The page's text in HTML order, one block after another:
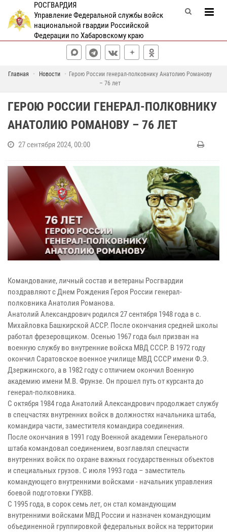
РОСГВАРДИЯ
Управление Федеральной службы войск
национальной гвардии Российской
Федерации по Хабаровскому краю
Главная Новости
Герою России генерал-полковнику Анатолию Романову
– 76 лет
ГЕРОЮ РОССИИ ГЕНЕРАЛ-ПОЛКОВНИКУ
АНАТОЛИЮ РОМАНОВУ – 76 ЛЕТ
27 сентября 2024, 00:00
Командование, личный состав и ветераны Росгвардии
поздравляют с Днем Рождения Героя России генерал-
полковника Анатолия Романова.
Анатолий Александрович родился 27 сентября 1948 года в с.
Михайловка Башкирской АССР. После окончания средней школы
работал фрезеровщиком. Осенью 1967 года был призван на
военную службу во внутренние войска МВД СССР. В 1972 году
окончил Саратовское военное училище МВД СССР имени Ф.Э.
Дзержинского, а в 1982 году с отличием окончил Военную
академию имени М.В. Фрунзе. Он прошел путь от курсанта до
генерал-полковника.
С октября 1984 года Анатолий Александрович продолжает службу
в спецчастях внутренних войск в должностях начальника штаба,
командира части, заместителя командира соединения.
После окончания в 1991 году Военной академии Генерального
штаба командовал соединением, возглавлял спецчасти
внутренних войск по охране важных государственных объектов
и специальных грузов. С июля 1993 года – заместитель
командующего внутренними войсками - начальник управления
боевой подготовки ГУКВВ.
С 1995 года, в сорок семь лет, он стал командующим
внутренними войсками МВД России и назначен командующим
объединенной группировкой федеральных войск на территории